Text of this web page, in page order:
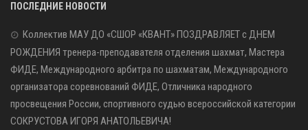
ПОСЛЕДНИЕ НОВОСТИ
Коллектив МАУ ДО «СШОР «КВАНТ» ПОЗДРАВЛЯЕТ с ДНЕМ
РОЖДЕНИЯ тренера-преподавателя отделения шахмат, Мастера
ФИДЕ, Международного арбитра по шахматам, Международного
организатора соревнований ФИДЕ, Отличника народного
просвещения России, спортивного судью всероссийской категории
СОКРУСТОВА ИГОРЯ АНАТОЛЬЕВИЧА!